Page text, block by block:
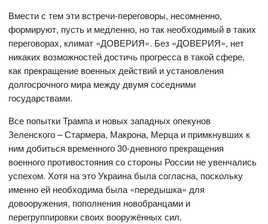
Вмести с тем эти встречи-переговоры, несомненно,
формируют, пусть и медленно, но так необходимый в таких
переговорах, климат «ДОВЕРИЯ». Без «ДОВЕРИЯ», нет
никаких возможностей достичь прогресса в такой сфере,
как прекращение военных действий и установления
долгосрочного мира между двумя соседними
государствами.
Все попытки Трампа и новых западных опекунов
Зеленского – Стармера, Макрона, Мерца и примкнувших к
ним добиться временного 30-дневного прекращения
военного противостояния со стороны России не увенчались
успехом. Хотя на это Украина была согласна, поскольку
именно ей необходима была «передышка» для
довооружения, пополнения новобранцами и
перегруппировки своих вооружённых сил.